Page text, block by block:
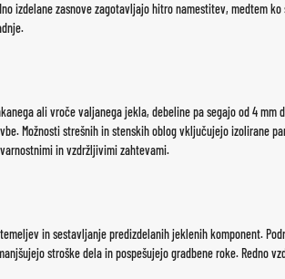
izdelane zasnove zagotavljajo hitro namestitev,
ali vroče valjanega jekla, debeline pa segajo od 4
Možnosti strešnih in stenskih oblog vključujejo
in vzdržljivimi zahtevami.
in sestavljanje predizdelanih jeklenih komponent.
stroške dela in pospešujejo gradbene roke.